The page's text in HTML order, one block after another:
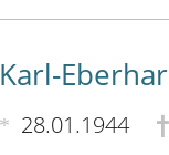
Karl-
28.01.1944